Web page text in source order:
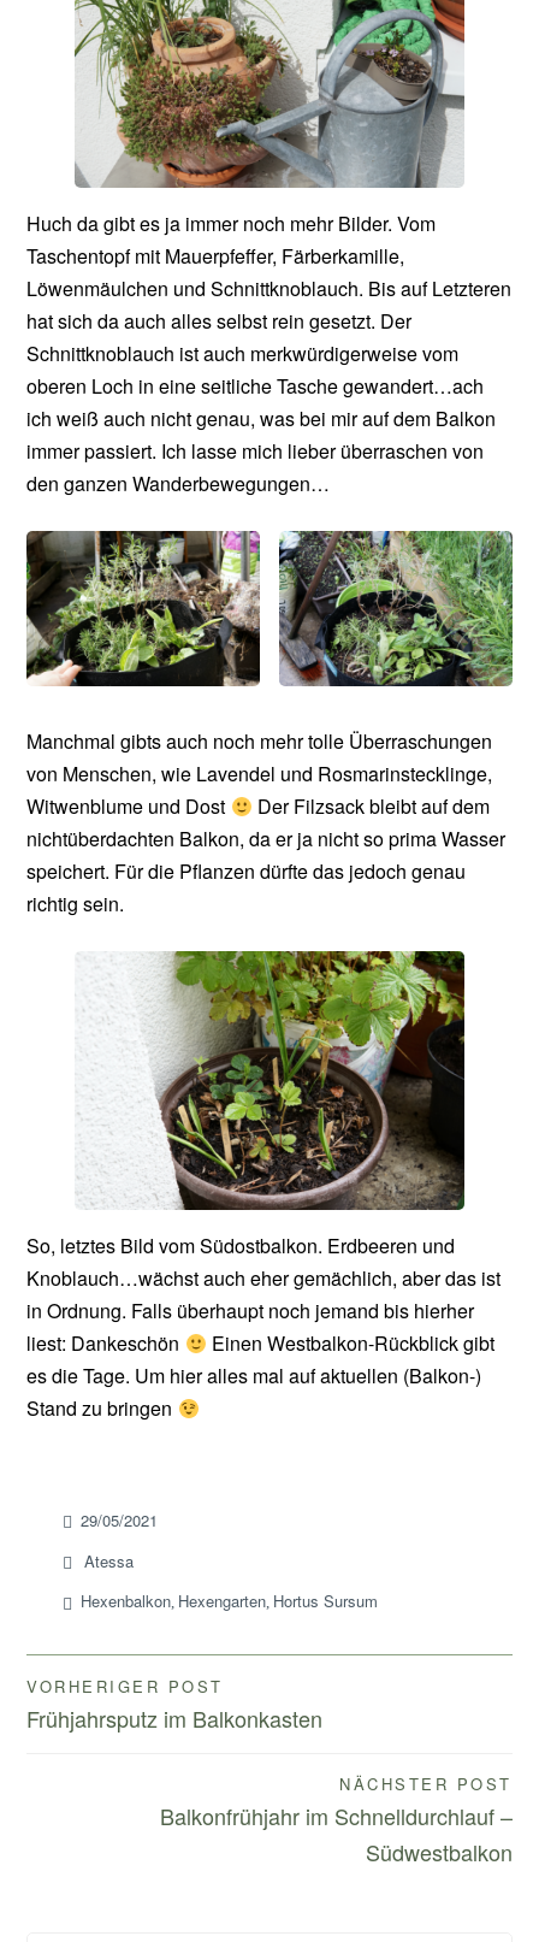
Huch da gibt es ja immer noch mehr Bilder. Vom
Taschentopf mit Mauerpfeffer, Färberkamille,
Löwenmäulchen und Schnittknoblauch. Bis auf Letzteren
hat sich da auch alles selbst rein gesetzt. Der
Schnittknoblauch ist auch merkwürdigerweise vom
oberen Loch in eine seitliche Tasche gewandert…ach
ich weiß auch nicht genau, was bei mir auf dem Balkon
immer passiert. Ich lasse mich lieber überraschen von
den ganzen Wanderbewegungen…
Manchmal gibts auch noch mehr tolle Überraschungen
von Menschen, wie Lavendel und Rosmarinstecklinge,
Witwenblume und Dost
Der Filzsack bleibt auf dem
nichtüberdachten Balkon, da er ja nicht so prima Wasser
speichert. Für die Pflanzen dürfte das jedoch genau
richtig sein.
So, letztes Bild vom Südostbalkon. Erdbeeren und
Knoblauch…wächst auch eher gemächlich, aber das ist
in Ordnung. Falls überhaupt noch jemand bis hierher
liest: Dankeschön
Einen Westbalkon-Rückblick gibt
es die Tage. Um hier alles mal auf aktuellen (Balkon-)
Stand zu bringen
29/05/2021
Atessa
Hexenbalkon, Hexengarten, Hortus Sursum
Beitragsnavigation
VORHERIGER POST
Frühjahrsputz im Balkonkasten
NÄCHSTER POST
Balkonfrühjahr im Schnelldurchlauf –
Südwestbalkon